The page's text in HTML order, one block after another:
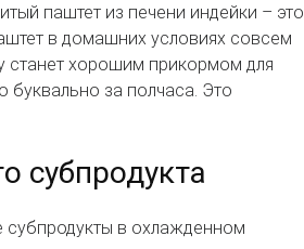
паштет из печени индейки – это
в домашних условиях совсем
станет хорошим прикормом для
за полчаса. Это
субпродукта
субпродукты в охлажденном